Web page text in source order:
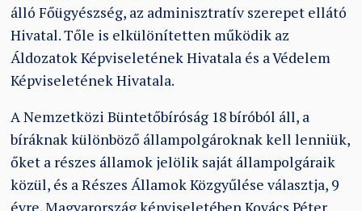
álló Főügyészség, az adminisztratív szerepet ellátó
Hivatal. Tőle is elkülönítetten működik az
Áldozatok Képviseletének Hivatala és a Védelem
Képviseletének Hivatala.
A Nemzetközi Büntetőbíróság 18 bíróból áll, a
bíráknak különböző állampolgároknakkell lenniük,
őket a részes államok jelölik saját állampolgáraik
közül, és a RészesÁllamok Közgyűlése választja, 9